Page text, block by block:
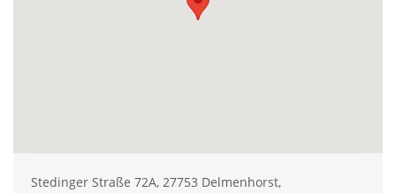
Stedinger Straße 72A, 27753 Delmenhorst,